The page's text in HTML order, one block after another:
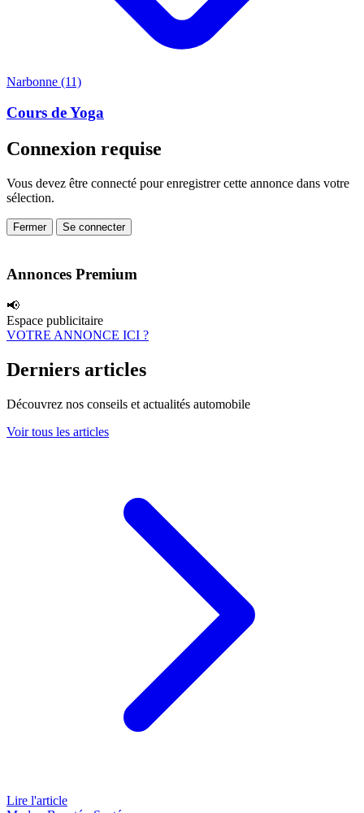
Narbonne (11)
Cours de Yoga
Connexion requise
Vous devez être connecté pour enregistrer cette annonce dans votre
sélection.
Fermer Se connecter
Annonces Premium
📢
Espace publicitaire
VOTRE ANNONCE ICI ?
Derniers articles
Découvrez nos conseils et actualités automobile
Voir tous les articles
Lire l'article